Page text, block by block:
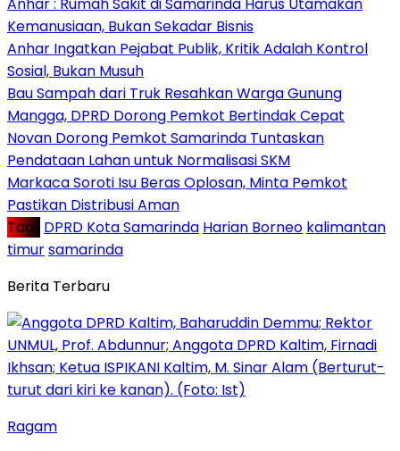
Kemanusiaan, Bukan Sekadar Bisnis
Anhar Ingatkan Pejabat Publik, Kritik Adalah Kontrol
Sosial, Bukan Musuh
Bau Sampah dari Truk Resahkan Warga Gunung
Mangga, DPRD Dorong Pemkot Bertindak Cepat
Novan Dorong Pemkot Samarinda Tuntaskan
Pendataan Lahan untuk Normalisasi SKM
Markaca Soroti Isu Beras Oplosan, Minta Pemkot
Pastikan Distribusi Aman
Tag : DPRD Kota Samarinda Harian Borneo kalimantan
timursamarinda
Berita Terbaru
Ragam